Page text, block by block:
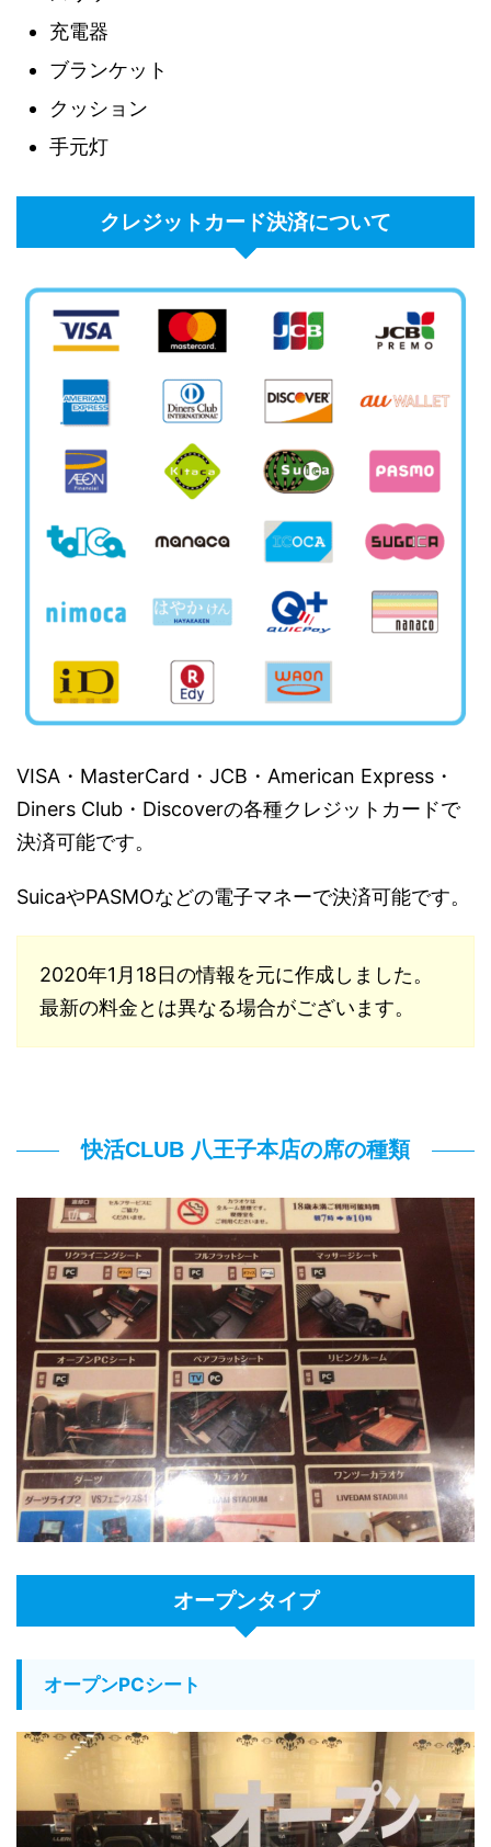
充電器
ブランケット
クッション
手元灯
クレジットカード決済について
VISA・MasterCard・JCB・American Express・
Diners Club・Discoverの各種クレジットカードで
決済可能です。
SuicaやPASMOなどの電子マネーで決済可能です。
2020年1月18日の情報を元に作成しました。
最新の料金とは異なる場合がございます。
快活CLUB 八王子本店の席の種類
オープンタイプ
オープンPCシート